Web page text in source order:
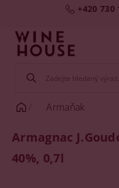
+420 730
Armaňak
Armagnac
40%, 0,7l